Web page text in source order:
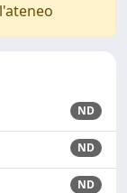
ND
ND
ND